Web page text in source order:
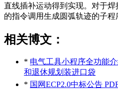
直线插补运动得到实现。对于
的指令调用生成圆弧轨迹的子程
相关博文：
* 电气工具小程序全功能
和退休规划装进口袋
* 国网ECP2.0中标公告